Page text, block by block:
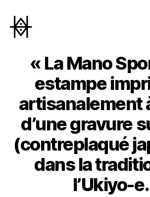
« La Mano
estampe
artisanalement
d’une gravure
(contreplaqué
dans la
l’Ukiyo-e.